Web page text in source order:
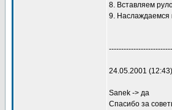
8. Вставляем
9.
24.05.2001 (12:43)
Sanek -> да
Спасибо за